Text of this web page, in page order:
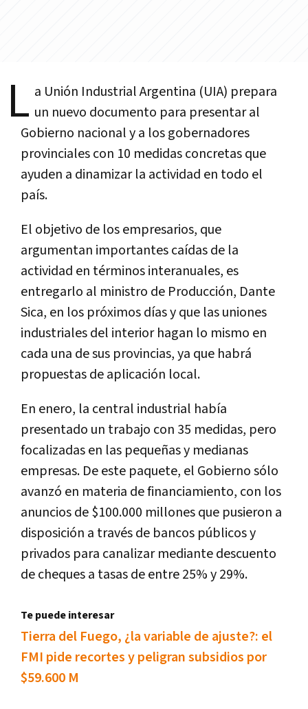
L a Unión Industrial Argentina (UIA) prepara
un nuevo documento para presentar al
Gobierno nacional y a los gobernadores
provinciales con 10 medidas concretas que
ayuden a dinamizar la actividad en todo el
país.
El objetivo de los empresarios, que
argumentan importantes caídas de la
actividad en términos interanuales, es
entregarlo al ministro de Producción, Dante
Sica, en los próximos días y que las uniones
industriales del interior hagan lo mismo en
cada una de sus provincias, ya que habrá
propuestas de aplicación local.
En enero, la central industrial había
presentado un trabajo con 35 medidas, pero
focalizadas en las pequeñas y medianas
empresas. De este paquete, el Gobierno sólo
avanzó en materia de financiamiento, con los
anuncios de $100.000 millones que pusieron a
disposición a través de bancos públicos y
privados para canalizar mediante descuento
de cheques a tasas de entre 25% y 29%.
Te puede interesar
Tierra del Fuego, ¿la variable de ajuste?: el
FMI pide recortes y peligran subsidios por
$59.600 M